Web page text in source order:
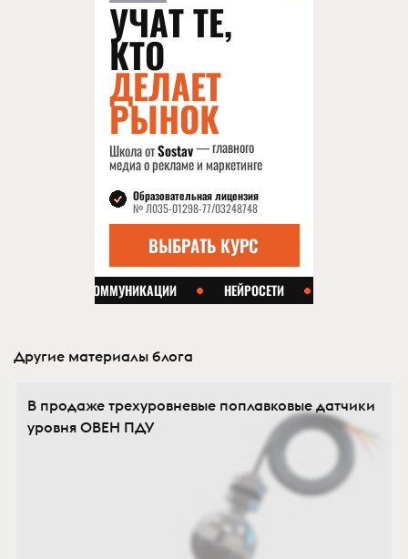
Другие материалы блога
В продаже трехуровневые поплавковые датчики
уровня ОВЕН ПДУ